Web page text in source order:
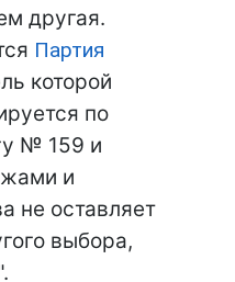
другая.
Партия
которой
по
№ 159 и
и
не оставляет
выбора,